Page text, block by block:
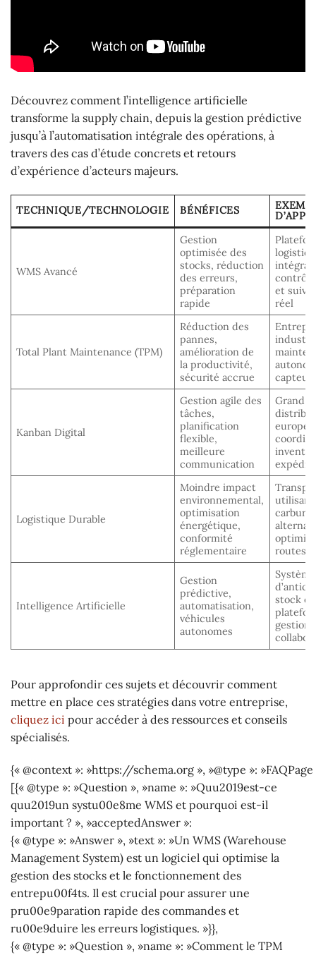
Découvrez comment l’intelligence artificielle
transforme la supply chain, depuis la gestion prédictive
jusqu’à l’automatisation intégrale des opérations, à
travers des cas d’étude concrets et retours
d’expérience d’acteurs majeurs.
TECHNIQUE/TECHNOLOGIE BÉNÉFICES
WMS Avancé
Gestion
optimisée des
stocks, réduction
des erreurs,
préparation
rapide
et suivi
réel
Total Plant Maintenance (TPM)
Réduction des
pannes,
amélioration de
la productivité,
sécurité accrue
Kanban Digital
Gestion agile des
tâches,
planification
flexible,
meilleure
communication
Grand
Logistique Durable
Moindre impact
environnemental,
optimisation
énergétique,
conformité
réglementaire
utilisant
routes
Intelligence Artificielle
Gestion
prédictive,
automatisation,
véhicules
autonomes
stock et
gestion
Pour approfondir ces sujets et découvrir comment
mettre en place ces stratégies dans votre entreprise,
cliquez ici pour accéder à des ressources et conseils
spécialisés.
{« @context »: »https://schema.org », »@type »:
[{« @type »: »Question », »name »: »Quu2019est-ce
quu2019un systu00e8me WMS et pourquoi est-il
important ? », »acceptedAnswer »:
{« @type »: »Answer », »text »: »Un WMS (Warehouse
Management System) est un logiciel qui optimise la
gestion des stocks et le fonctionnement des
entrepu00f4ts. Il est crucial pour assurer une
pru00e9paration rapide des commandes et
ru00e9duire les erreurs logistiques. »}},
{« @type »: »Question », »name »: »Comment le TPM